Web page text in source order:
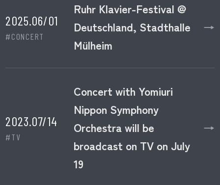
2025.06/01
#CONCERT
Ruhr Klavier-Festival @
Deutschland, Stadthalle
Mülheim
→
2023.07/14
#TV
Concert with Yomiuri
Nippon Symphony
Orchestra will be
broadcast on TV on July
19
→